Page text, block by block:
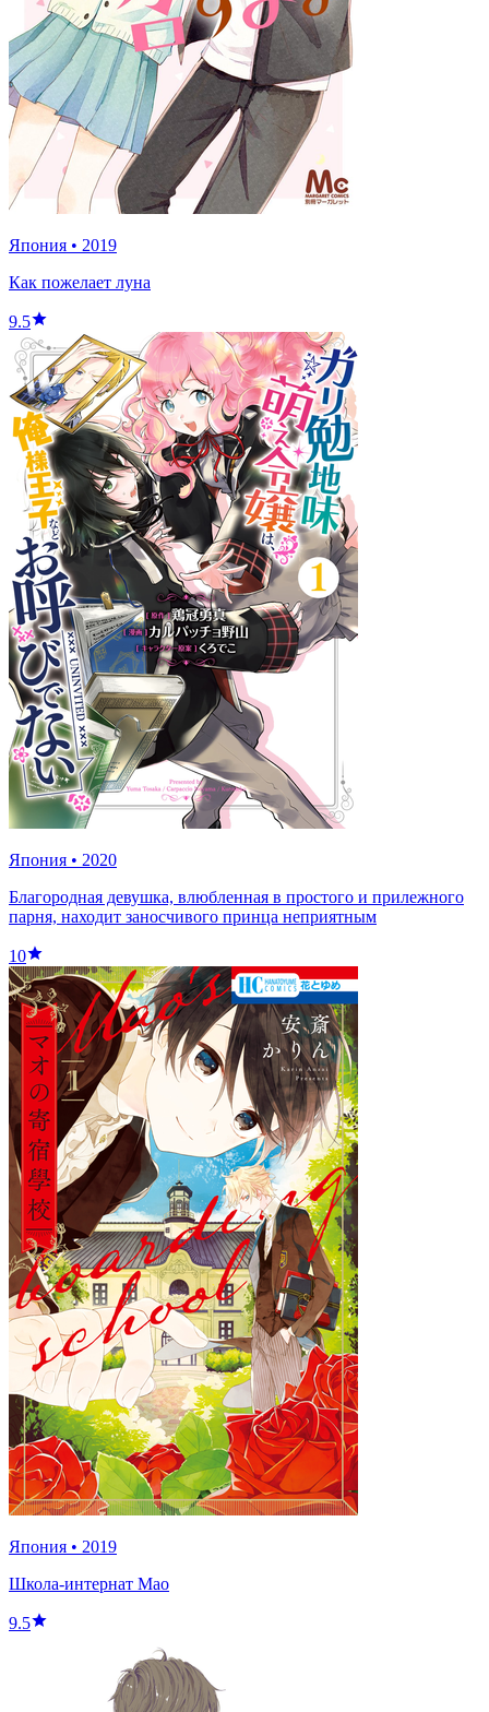
Япония • 2019
Как пожелает луна
9.5
Япония • 2020
Благородная девушка, влюбленная в простого и прилежного
парня, находит заносчивого принца неприятным
10
Япония • 2019
Школа-интернат Мао
9.5